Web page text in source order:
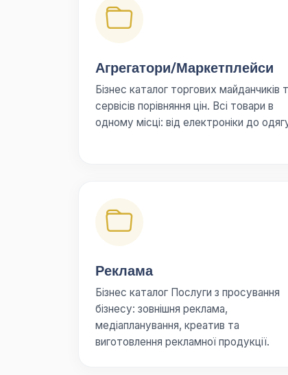
Агрегатори/Маркетплейси
Бізнес каталог торгових майданчиків
сервісів порівняння цін. Всі товари в
одному місці: від електроніки до
Реклама
Бізнес каталог Послуги з просування
бізнесу: зовнішня реклама,
медіапланування, креатив та
виготовлення рекламної продукції.